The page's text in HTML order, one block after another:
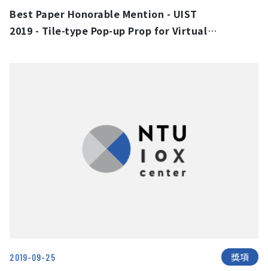
Best Paper Honorable Mention - UIST
2019 - Tile-type Pop-up Prop for Virtual
獎項
2019-09-25